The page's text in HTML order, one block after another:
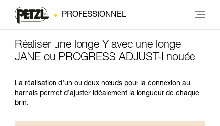
PROFESSIONNEL
Réaliser une longe Y avec une longe
JANE ou PROGRESS ADJUST-I nouée
La réalisation d’un ou deux nœuds pour la connexion au
harnais permet d’ajuster idéalement la longueur de chaque
brin.